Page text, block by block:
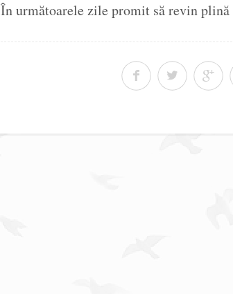
În următoarele zile promit să revin plină